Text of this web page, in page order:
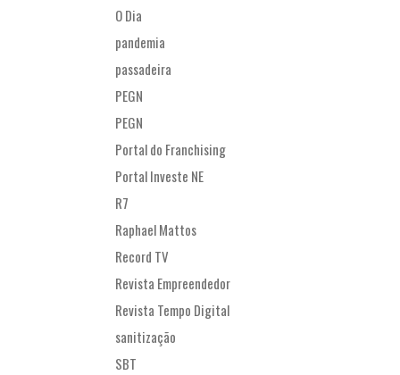
O Dia
pandemia
passadeira
PEGN
PEGN
Portal do Franchising
Portal Investe NE
R7
Raphael Mattos
Record TV
Revista Empreendedor
Revista Tempo Digital
sanitização
SBT